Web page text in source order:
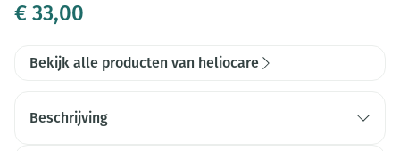
€ 33,00
Bekijk alle producten van heliocare
Beschrijving